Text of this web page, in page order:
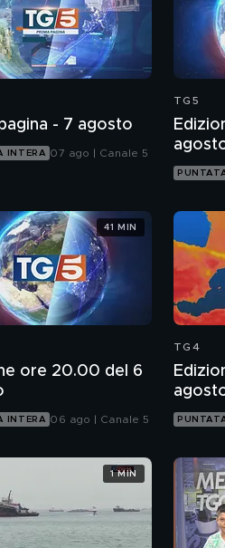
- 7 agosto
INTERA 07 ago | Canale 5
TG5
ore 20.00 del 6
INTERA 06 ago | Canale 5
41 MIN
TG4
1 MIN